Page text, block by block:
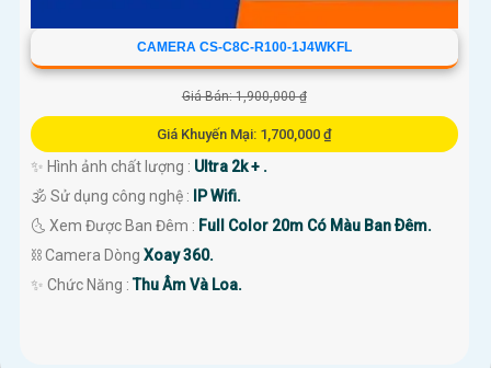
CAMERA CS-C8C-R100-1J4WKFL
Giá Bán: 1,900,000 ₫
Giá Khuyến Mại: 1,700,000 ₫
✨ Hình ảnh chất lượng : Ultra 2k + .
🕉️ Sử dụng công nghệ :
IP Wifi.
🌜 Xem Được Ban Đêm : Full Color 20m Có Màu Ban Ðêm.
⛓ Camera Dòng Xoay 360.
️✨ Chức Năng :Thu Âm Và Loa.